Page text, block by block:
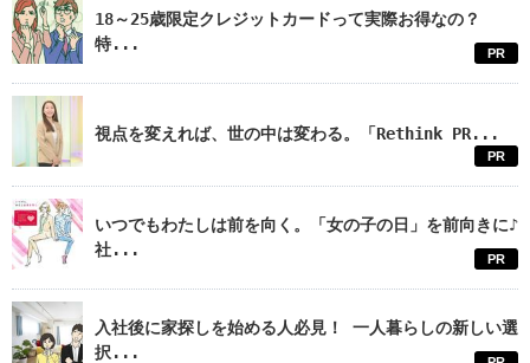
18～25歳限定クレジットカードって実際お得なの？
特...
PR
視点を変えれば、世の中は変わる。「Rethink PR...
PR
いつでもわたしは前を向く。「女の子の日」を前向きに♪
社...
PR
入社後に家探しを始める人必見！ 一人暮らしの新しい選
択...